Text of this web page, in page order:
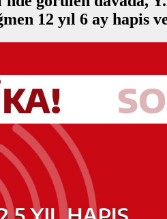
12 yıl 6 ay hapis